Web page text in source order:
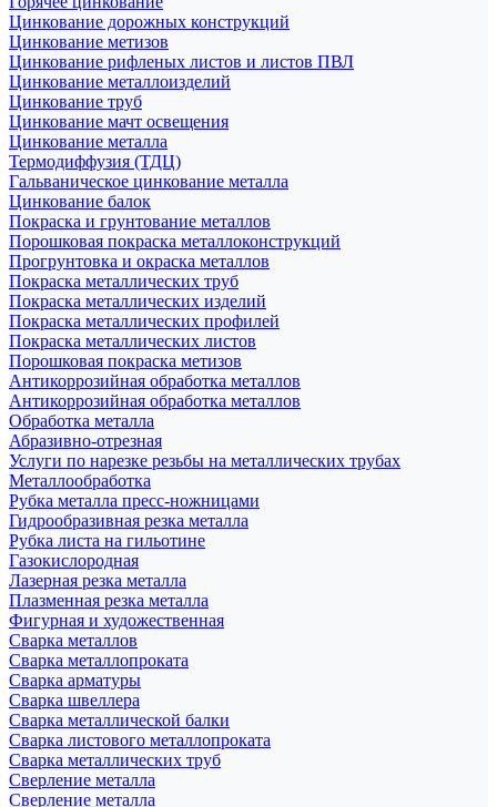
Цинкование дорожных конструкций
Цинкование метизов
Цинкование рифленых листов и листов ПВЛ
Цинкование металлоизделий
Цинкование труб
Цинкование мачт освещения
Цинкование металла
Термодиффузия (ТДЦ)
Гальваническое цинкование металла
Цинкование балок
Покраска и грунтование металлов
Порошковая покраска металлоконструкций
Прогрунтовка и окраска металлов
Покраска металлических труб
Покраска металлических изделий
Покраска металлических профилей
Покраска металлических листов
Порошковая покраска метизов
Антикоррозийная обработка металлов
Антикоррозийная обработка металлов
Обработка металла
Абразивно-отрезная
Услуги по нарезке резьбы на металлических трубах
Металлообработка
Рубка металла пресс-ножницами
Гидрообразивная резка металла
Рубка листа на гильотине
Газокислородная
Лазерная резка металла
Плазменная резка металла
Фигурная и художественная
Сварка металлов
Сварка металлопроката
Сварка арматуры
Сварка швеллера
Сварка металлической балки
Сварка листового металлопроката
Сварка металлических труб
Сверление металла
Сверление металла